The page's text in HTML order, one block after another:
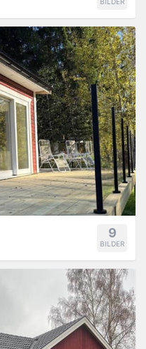
9
BILDER